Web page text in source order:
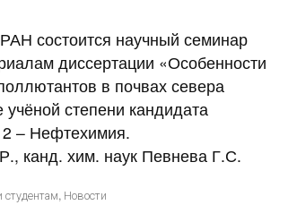
состоится научный семинар
диссертации «Особенности
в почвах севера
степени кандидата
– Нефтехимия.
канд. хим. наук Певнева Г.С.
студентам, Новости